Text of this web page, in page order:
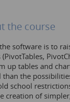
the course
software is to
up tables and
than the
school
creation of